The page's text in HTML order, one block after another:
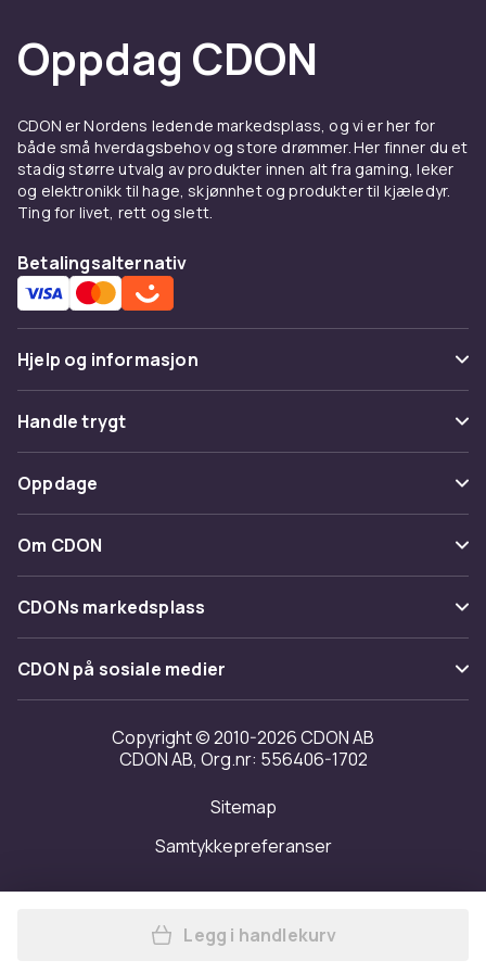
Oppdag CDON
CDON er Nordens ledende markedsplass, og vi er her for
både små hverdagsbehov og store drømmer. Her finner du et
stadig større utvalg av produkter innen alt fra gaming, leker
og elektronikk til hage, skjønnhet og produkter til kjæledyr.
Ting for livet, rett og slett.
Betalingsalternativ
Hjelp og informasjon
Vanlige spørsmål
Spor pakke
Angre & returner her
Kontakt oss
Handle trygt
Betaling
Levering
Tilbakekallinger
Oppdage
Kategorier
Varemerker
Om CDON
Om oss
Kundeanmeldelser
Jobbe på CDON
Investor relations
Tilgjengelighet
CDONs markedsplass
Merchant Help Center
CDON på sosiale medier
Copyright © 2010-2026 CDON AB
CDON AB, Org.nr: 556406-1702
Sitemap
Samtykkepreferanser
Legg Hugo Boss -
Legg i handlekurv